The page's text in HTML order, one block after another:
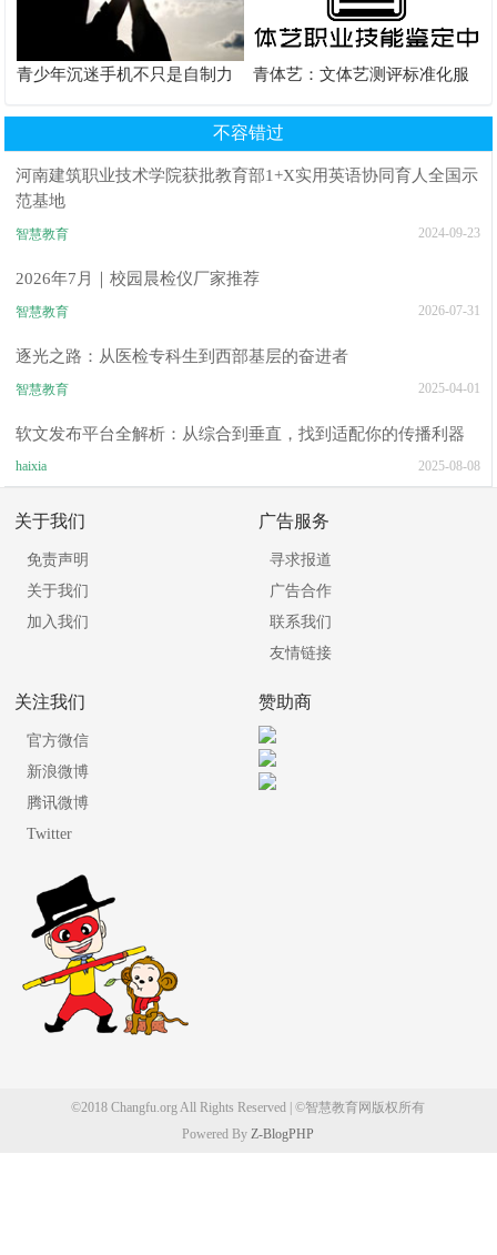
青少年沉迷手机不只是自制力
青体艺：文体艺测评标准化服
不容错过
河南建筑职业技术学院获批教育部1+X实用英语协同育人全国示
范基地
智慧教育 2024-09-23
2026年7月｜校园晨检仪厂家推荐
智慧教育 2026-07-31
逐光之路：从医检专科生到西部基层的奋进者
智慧教育 2025-04-01
软文发布平台全解析：从综合到垂直，找到适配你的传播利器
haixia 2025-08-08
关于我们
免责声明
关于我们
加入我们
广告服务
寻求报道
广告合作
联系我们
友情链接
关注我们
官方微信
新浪微博
腾讯微博
Twitter
赞助商
©2018 Changfu.org All Rights Reserved | ©智慧教育网版权所有
Powered By Z-BlogPHP